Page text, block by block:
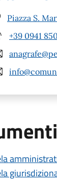
Piazza S.
+39 0941